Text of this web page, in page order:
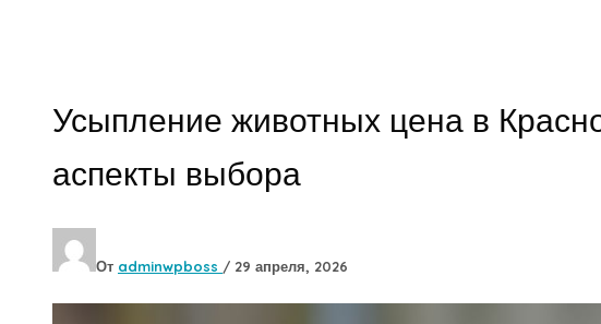
Усыпление животных цена в
аспекты выбора
От adminwpboss / 29 апреля, 2026